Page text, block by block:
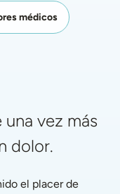
médicos
una vez más
dolor.
el placer de